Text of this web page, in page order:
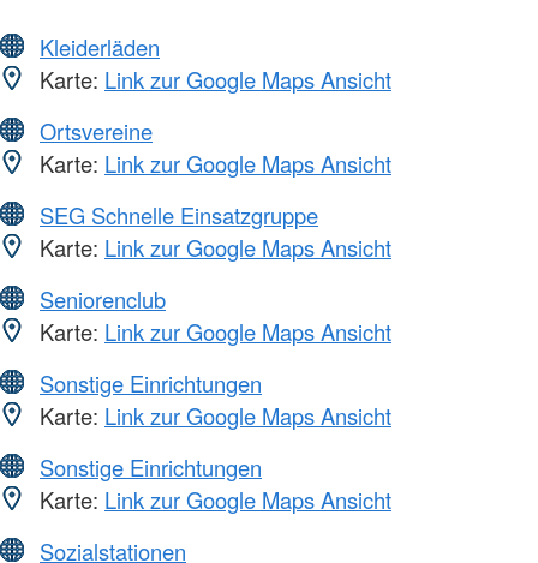
Kleiderläden
Karte: Link zur Google Maps Ansicht
Ortsvereine
Karte: Link zur Google Maps Ansicht
SEG Schnelle Einsatzgruppe
Karte: Link zur Google Maps Ansicht
Seniorenclub
Karte: Link zur Google Maps Ansicht
Sonstige Einrichtungen
Karte: Link zur Google Maps Ansicht
Sonstige Einrichtungen
Karte: Link zur Google Maps Ansicht
Sozialstationen